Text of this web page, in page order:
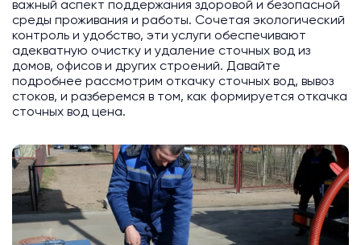
важный аспект поддержания здоровой и безопасной
среды проживания и работы. Сочетая экологический
контроль и удобство, эти услуги обеспечивают
адекватную очистку и удаление сточных вод из
домов, офисов и других строений. Давайте
подробнее рассмотрим откачку сточных вод, вывоз
стоков, и разберемся в том, как формируется откачка
сточных вод цена.